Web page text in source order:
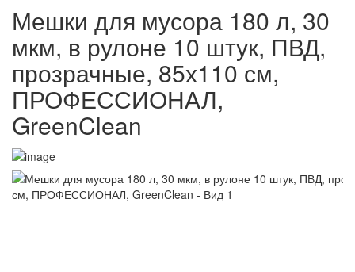
Мешки для мусора 180 л, 30
мкм, в рулоне 10 штук, ПВД,
прозрачные, 85х110 см,
ПРОФЕССИОНАЛ,
GreenClean